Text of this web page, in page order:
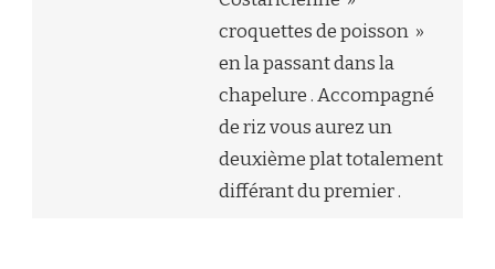
croquettes de poisson »
en la passant dans la
chapelure . Accompagné
de riz vous aurez un
deuxième plat totalement
différant du premier .